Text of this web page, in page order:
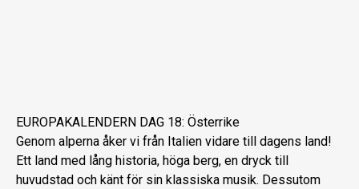
EUROPAKALENDERN DAG 18: Österrike
Genom alperna åker vi från Italien vidare till dagens land!
Ett land med lång historia, höga berg, en dryck till
huvudstad och känt för sin klassiska musik. Dessutom